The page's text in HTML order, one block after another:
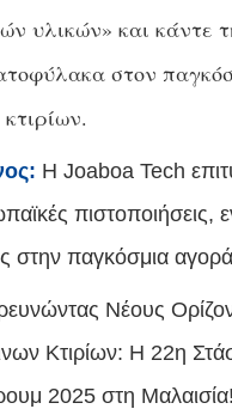
υλικών» και κάντε
στον
Η Joaboa Tech
πιστοποιήσεις,
στην παγκόσμια
Νέους
Κτιρίων: Η 22η
2025 στη Μαλαισία!